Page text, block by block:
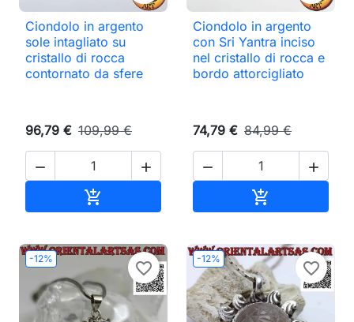
Ciondolo in argento
sole intagliato su
cristallo di rocca
contornato da sfere
96,79 € 109,99 €
 

Ciondolo in argento
con Sri Yantra inciso
nel cristallo di rocca e
bordo attorcigliato
74,79 € 84,99 €
 

-12%
favorite_border
-12%
favorite_border